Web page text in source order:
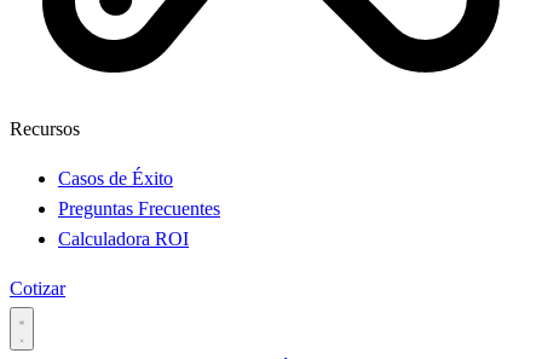
Recursos
Casos de Éxito
Preguntas Frecuentes
Calculadora ROI
Cotizar